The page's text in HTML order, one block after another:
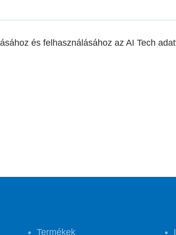
és felhasználásához az AI Tech
Termékek